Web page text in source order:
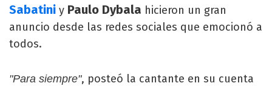
Sabatini y Paulo Dybala hicieron un gran
anuncio desde las redes sociales que emocionó a
todos.
"Para siempre", posteó la cantante en su cuenta